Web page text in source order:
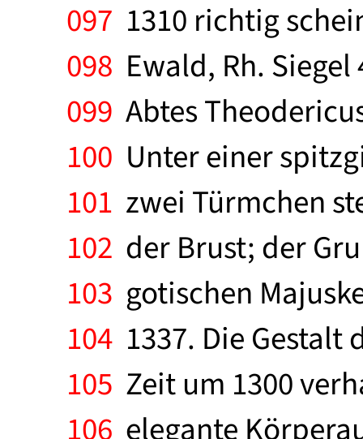
097 1310 richtig
098 Ewald, Rh.
099 Abtes
100 Unter einer
101 zwei Türmchen
102 der Brust; der
103 gotischen
104 1337. Die Gestalt
105 Zeit um 1300